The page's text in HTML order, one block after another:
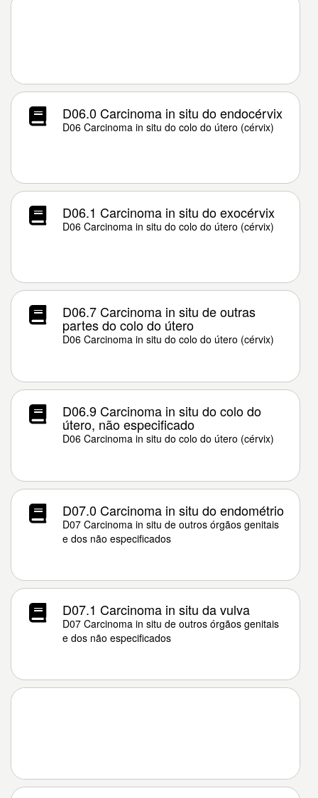
D06.0 Carcinoma in situ do endocérvix
D06 Carcinoma in situ do colo do útero (cérvix)
D06.1 Carcinoma in situ do exocérvix
D06 Carcinoma in situ do colo do útero (cérvix)
D06.7 Carcinoma in situ de outras
partes do colo do útero
D06 Carcinoma in situ do colo do útero (cérvix)
D06.9 Carcinoma in situ do colo do
útero, não especificado
D06 Carcinoma in situ do colo do útero (cérvix)
D07.0 Carcinoma in situ do endométrio
D07 Carcinoma in situ de outros órgãos genitais
e dos não especificados
D07.1 Carcinoma in situ da vulva
D07 Carcinoma in situ de outros órgãos genitais
e dos não especificados